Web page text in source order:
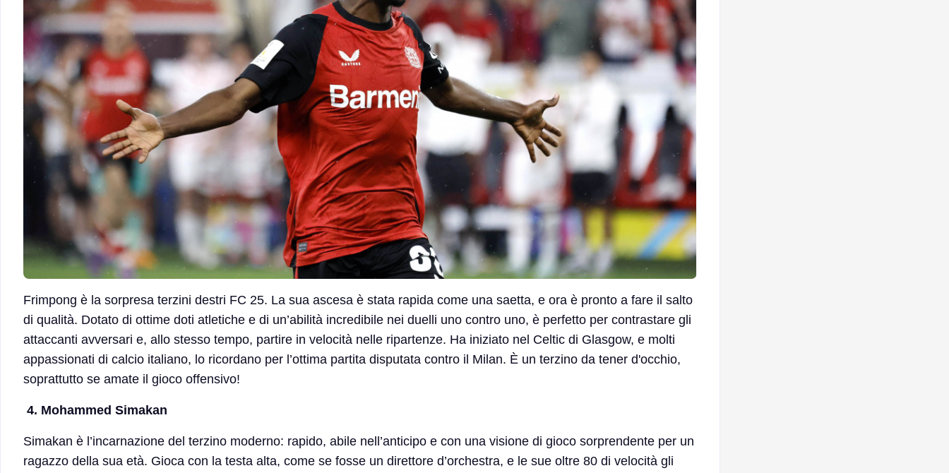
Frimpong è la sorpresa terzini destri FC 25. La sua ascesa è stata rapida come una saetta, e ora è pronto a fare il salto
di qualità. Dotato di ottime doti atletiche e di un’abilità incredibile nei duelli uno contro uno, è perfetto per contrastare gli
attaccanti avversari e, allo stesso tempo, partire in velocità nelle ripartenze. Ha iniziato nel Celtic di Glasgow, e molti
appassionati di calcio italiano, lo ricordano per l’ottima partita disputata contro il Milan. È un terzino da tener d'occhio,
soprattutto se amate il gioco offensivo!
4. Mohammed Simakan
Simakan è l’incarnazione del terzino moderno: rapido, abile nell’anticipo e con una visione di gioco sorprendente per un
ragazzo della sua età. Gioca con la testa alta, come se fosse un direttore d’orchestra, e le sue oltre 80 di velocità gli